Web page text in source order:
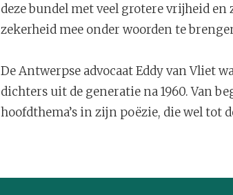
deze bundel met veel grotere vrijheid
zekerheid mee onder woorden te
De Antwerpse advocaat Eddy van Vliet
dichters uit de generatie na 1960. Van
hoofdthema’s in zijn poëzie, die wel tot